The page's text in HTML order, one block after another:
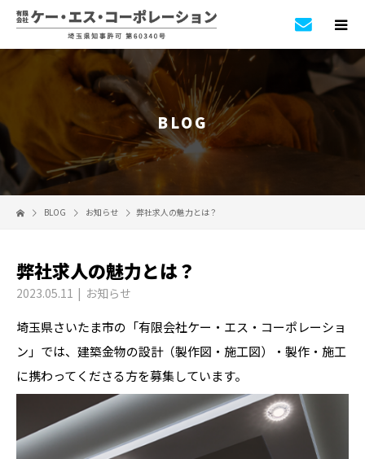
BLOG
BLOG お知らせ 弊社求人の魅力とは？
弊社求人の魅力とは？
2023.05.11 お知らせ
埼玉県さいたま市の「有限会社ケー・エス・コーポレーショ
ン」では、建築金物の設計（製作図・施工図）・製作・施工
に携わってくださる方を募集しています。